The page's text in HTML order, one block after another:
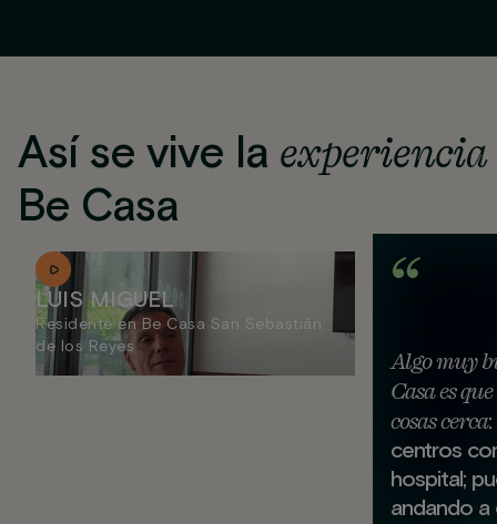
Así se vive la experiencia
Be Casa
LUIS MIGUEL
Residente en Be Casa San Sebastián
de los Reyes
Algo muy
Casa es
cosas cerca
centros
hospital;
andando a